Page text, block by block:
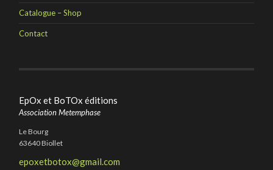
Catalogue – Shop
Contact
EpOx et BoTOx éditions
Association Metemphase
Le Bourg
63640 Biollet
epoxetbotox@gmail.com